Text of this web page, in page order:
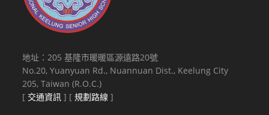
地址：205 基隆市暖暖區源遠路20號
No.20, Yuanyuan Rd., Nuannuan Dist., Keelung City
205, Taiwan (R.O.C.)
[ 交通資訊 ] [規劃路線 ]